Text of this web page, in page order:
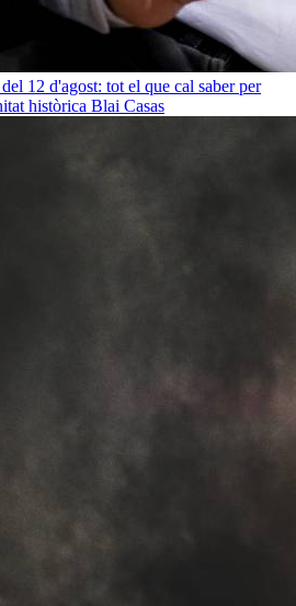
12 d'agost: tot el que cal saber per
històrica Blai Casas